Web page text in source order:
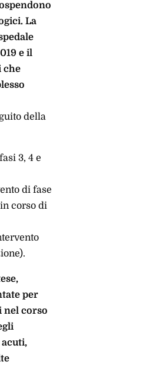
La
e il
che
della
3, 4 e
di fase
corso di
per
nel corso